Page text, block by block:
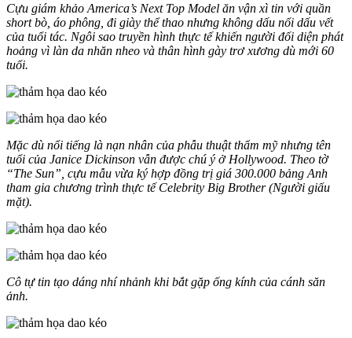
Cựu giám khảo America’s Next Top Model ăn vận xì tin với quần
short bò, áo phông, đi giày thể thao nhưng không dấu nổi dấu vết
của tuổi tác. Ngôi sao truyền hình thực tế khiến người đối diện phát
hoảng vì làn da nhăn nheo và thân hình gày trơ xương dù mới 60
tuổi.
Mặc dù nổi tiếng là nạn nhân của phẫu thuật thẩm mỹ nhưng tên
tuổi của Janice Dickinson vẫn được chú ý ở Hollywood. Theo tờ
“The Sun”, cựu mẫu vừa ký hợp đồng trị giá 300.000 bảng Anh
tham gia chương trình thực tế Celebrity Big Brother (Người giấu
mặt).
Cô tự tin tạo dáng nhí nhảnh khi bắt gặp ống kính của cánh săn
ảnh.